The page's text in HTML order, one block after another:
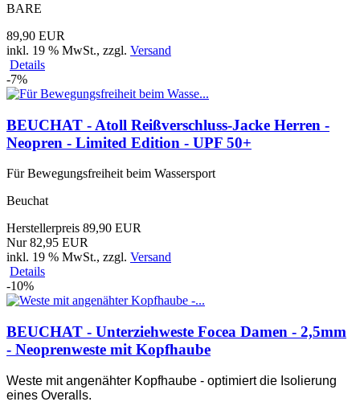
BARE
89,90 EUR
inkl. 19 % MwSt., zzgl. Versand
Details
-7%
BEUCHAT - Atoll Reißverschluss-Jacke Herren -
Neopren - Limited Edition - UPF 50+
Für Bewegungsfreiheit beim Wassersport
Beuchat
Herstellerpreis 89,90 EUR
Nur 82,95 EUR
inkl. 19 % MwSt., zzgl. Versand
Details
-10%
BEUCHAT - Unterziehweste Focea Damen - 2,5mm
- Neoprenweste mit Kopfhaube
Weste mit angenähter Kopfhaube - optimiert die Isolierung
eines Overalls.